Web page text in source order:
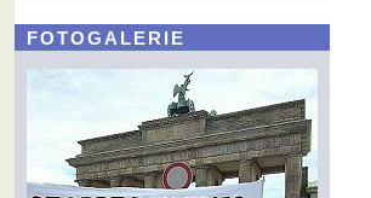
FOTOGALERIE